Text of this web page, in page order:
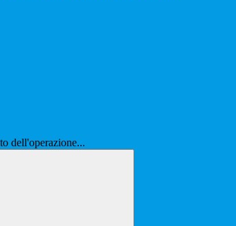
dell'operazione...